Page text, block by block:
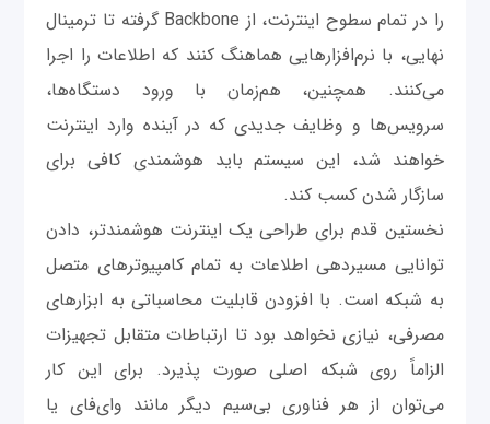
را در تمام سطوح اینترنت، از Backbone گرفته تا ترمینال
نهایی، با نرم‌افزارهایی هماهنگ کنند که اطلاعات را اجرا
می‌کنند. همچنین، هم‌زمان با ورود دستگاه‌ها،
سرویس‌ها و وظایف جدیدی که در آینده وارد اینترنت
خواهند شد، این سیستم باید هوشمندی کافی برای
سازگار شدن کسب کند.
نخستین قدم برای طراحی یک اینترنت هوشمندتر، دادن
توانایی مسیردهی اطلاعات به تمام کامپیوترهای متصل
به شبکه است. با افزودن قابلیت محاسباتی به ابزارهای
مصرفی، نیازی نخواهد بود تا ارتباطات متقابل تجهیزات
الزاماً روی شبکه اصلی صورت پذیرد. برای این‌ کار
می‌توان از هر فناوری بی‌سیم دیگر مانند وای‌فای یا